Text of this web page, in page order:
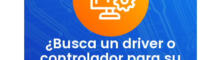
¿Busca un driver o